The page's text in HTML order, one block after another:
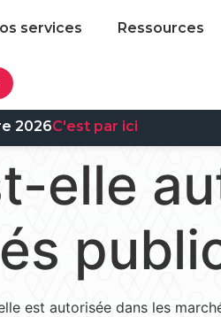
services Ressources
2026C'est par ici
elle
est autorisée dans les